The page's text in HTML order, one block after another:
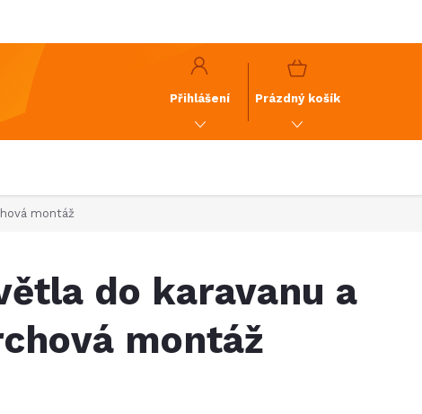
Přihlášení
NÁKUPNÍ
Prázdný košík
montáž
do karavanu a
montáž